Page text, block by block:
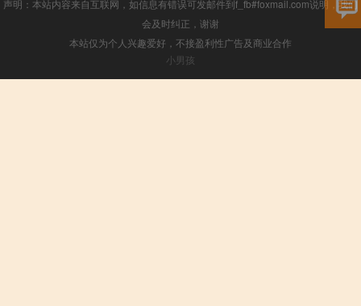
声明：本站内容来自互联网，如信息有错误可发邮件到f_fb#foxmail.com说明，我们
会及时纠正，谢谢
本站仅为个人兴趣爱好，不接盈利性广告及商业合作
小男孩